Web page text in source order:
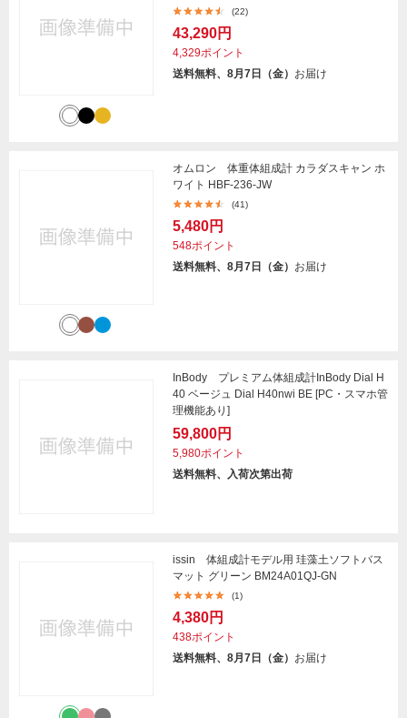
(22)
43,290円
4,329ポイント
送料無料、8月7日（金） お届け
オムロン 体重体組成計 カラダスキャン ホ
ワイト HBF-236-JW
(41)
5,480円
548ポイント
送料無料、8月7日（金） お届け
InBody プレミアム体組成計InBody Dial H
40 ベージュ Dial H40nwi BE [PC・スマホ管
理機能あり]
59,800円
5,980ポイント
送料無料、入荷次第出荷
issin 体組成計モデル用 珪藻土ソフトバス
マット グリーン BM24A01QJ-GN
(1)
4,380円
438ポイント
送料無料、8月7日（金） お届け